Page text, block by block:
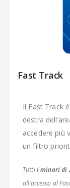
Fast Track
Il Fast Track
destra
accedere più
un filtro
Tuttii minori di
all’accesso al